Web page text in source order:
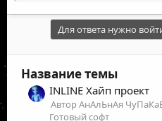
Для ответа нужно
Название темы
INLINE Хайп проект
Автор АнАлЬнАя
Готовый софт